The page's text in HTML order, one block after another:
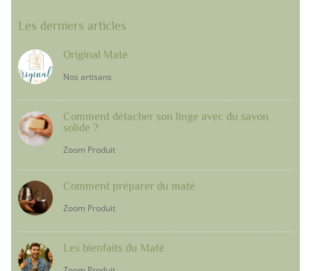
Les derniers articles
Original Maté
Nos artisans
Comment détacher son linge avec du savon
solide ?
Zoom Produit
Comment préparer du maté
Zoom Produit
Les bienfaits du Maté